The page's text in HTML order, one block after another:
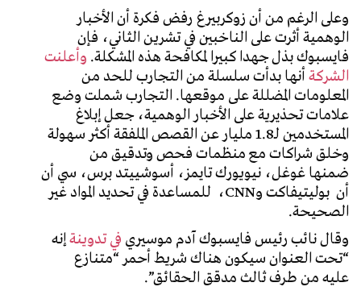
وعلى الرغم من أن زوكربيرغ رفض فكرة أن الأخبار
الوهمية أثرت على الناخبين في تشرين الثاني، فإن
فايسبوك بذل جهدا كبيرا لمكافحة هذه المشكلة. وأعلنت
الشركةأنها بدأت سلسلة من التجارب للحد من
المعلومات المضللة على موقعها. التجارب شملت وضع
علامات تحذيرية على الأخبار الوهمية، جعل إبلاغ
المستخدمين لـ1.8 مليار عن القصص الملفقة أكثر سهولة
وخلق شراكات مع منظمات فحص وتدقيق من
ضمنها غوغل، نيويورك تايمز، أسوشييتد برس، سي أن
أن بوليتيفاكت وCNN، للمساعدة في تحديد المواد غير
الصحيحة.
وقال نائب رئيس فايسبوك آدم موسيري في تدوينةإنه
“تحت العنوان سيكون هناك شريط أحمر “متنازع
عليه من طرف ثالث مدقق الحقائق”.